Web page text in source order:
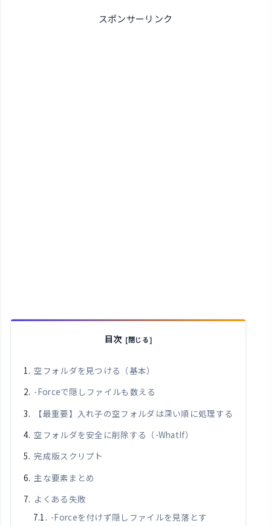
スポンサーリンク
目次
空フォルダを見つける（基本）
-Forceで隠しファイルも数える
【最重要】入れ子の空フォルダは深い順に処理する
空フォルダを安全に削除する（-WhatIf）
完成版スクリプト
主な要素まとめ
よくある失敗
-Forceを付けず隠しファイルを見落とす